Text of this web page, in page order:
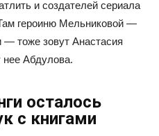
и создателей сериала
героиню Мельниковой —
— тоже зовут Анастасия
Абдулова.
осталось
с книгами